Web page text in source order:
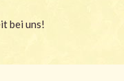
bei uns!